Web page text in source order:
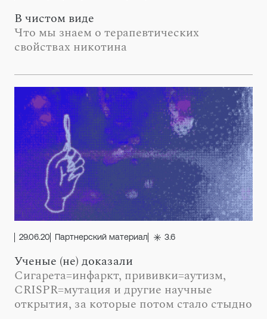
В чистом виде
Что мы знаем о терапевтических
свойствах никотина
29.06.20 Партнерский материал 3.6
Ученые (не) доказали
Сигарета=инфаркт, прививки=аутизм,
CRISPR=мутация и другие научные
открытия, за которые потом стало стыдно